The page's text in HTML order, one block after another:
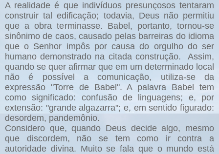
A realidade é que indivíduos presunçosos tentaram
construir tal edificação; todavia, Deus não permitiu
que a obra terminasse. Babel, portanto, tornou-se
sinônimo de caos, causado pelas barreiras do idioma
que o Senhor impôs por causa do orgulho do ser
humano demonstrado na citada construção.
Assim,
quando se quer afirmar que em um determinado local
não é possível a comunicação, utiliza-se da
expressão "Torre de Babel". A palavra Babel tem
como significado: confusão de linguagens; e, por
extensão: "grande algazarra"; e, em sentido figurado:
desordem, pandemônio.
Considero que, quando Deus decide algo, mesmo
que discordem, não se tem como ir contra a
autoridade divina. Muito se fala que o mundo está